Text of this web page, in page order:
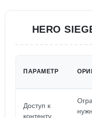
HERO
ПАРАМЕТР
Доступ к
контенту